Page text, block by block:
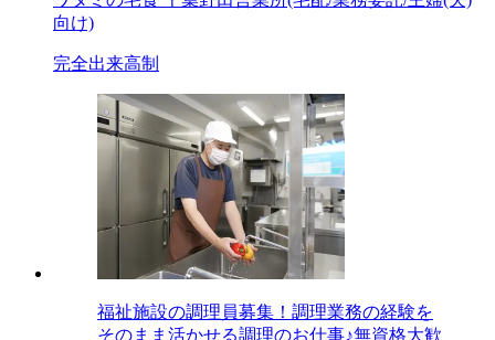
向け)
完全出来高制
福祉施設の調理員募集！調理業務の経験を
そのまま活かせる調理のお仕事♪無資格大歓